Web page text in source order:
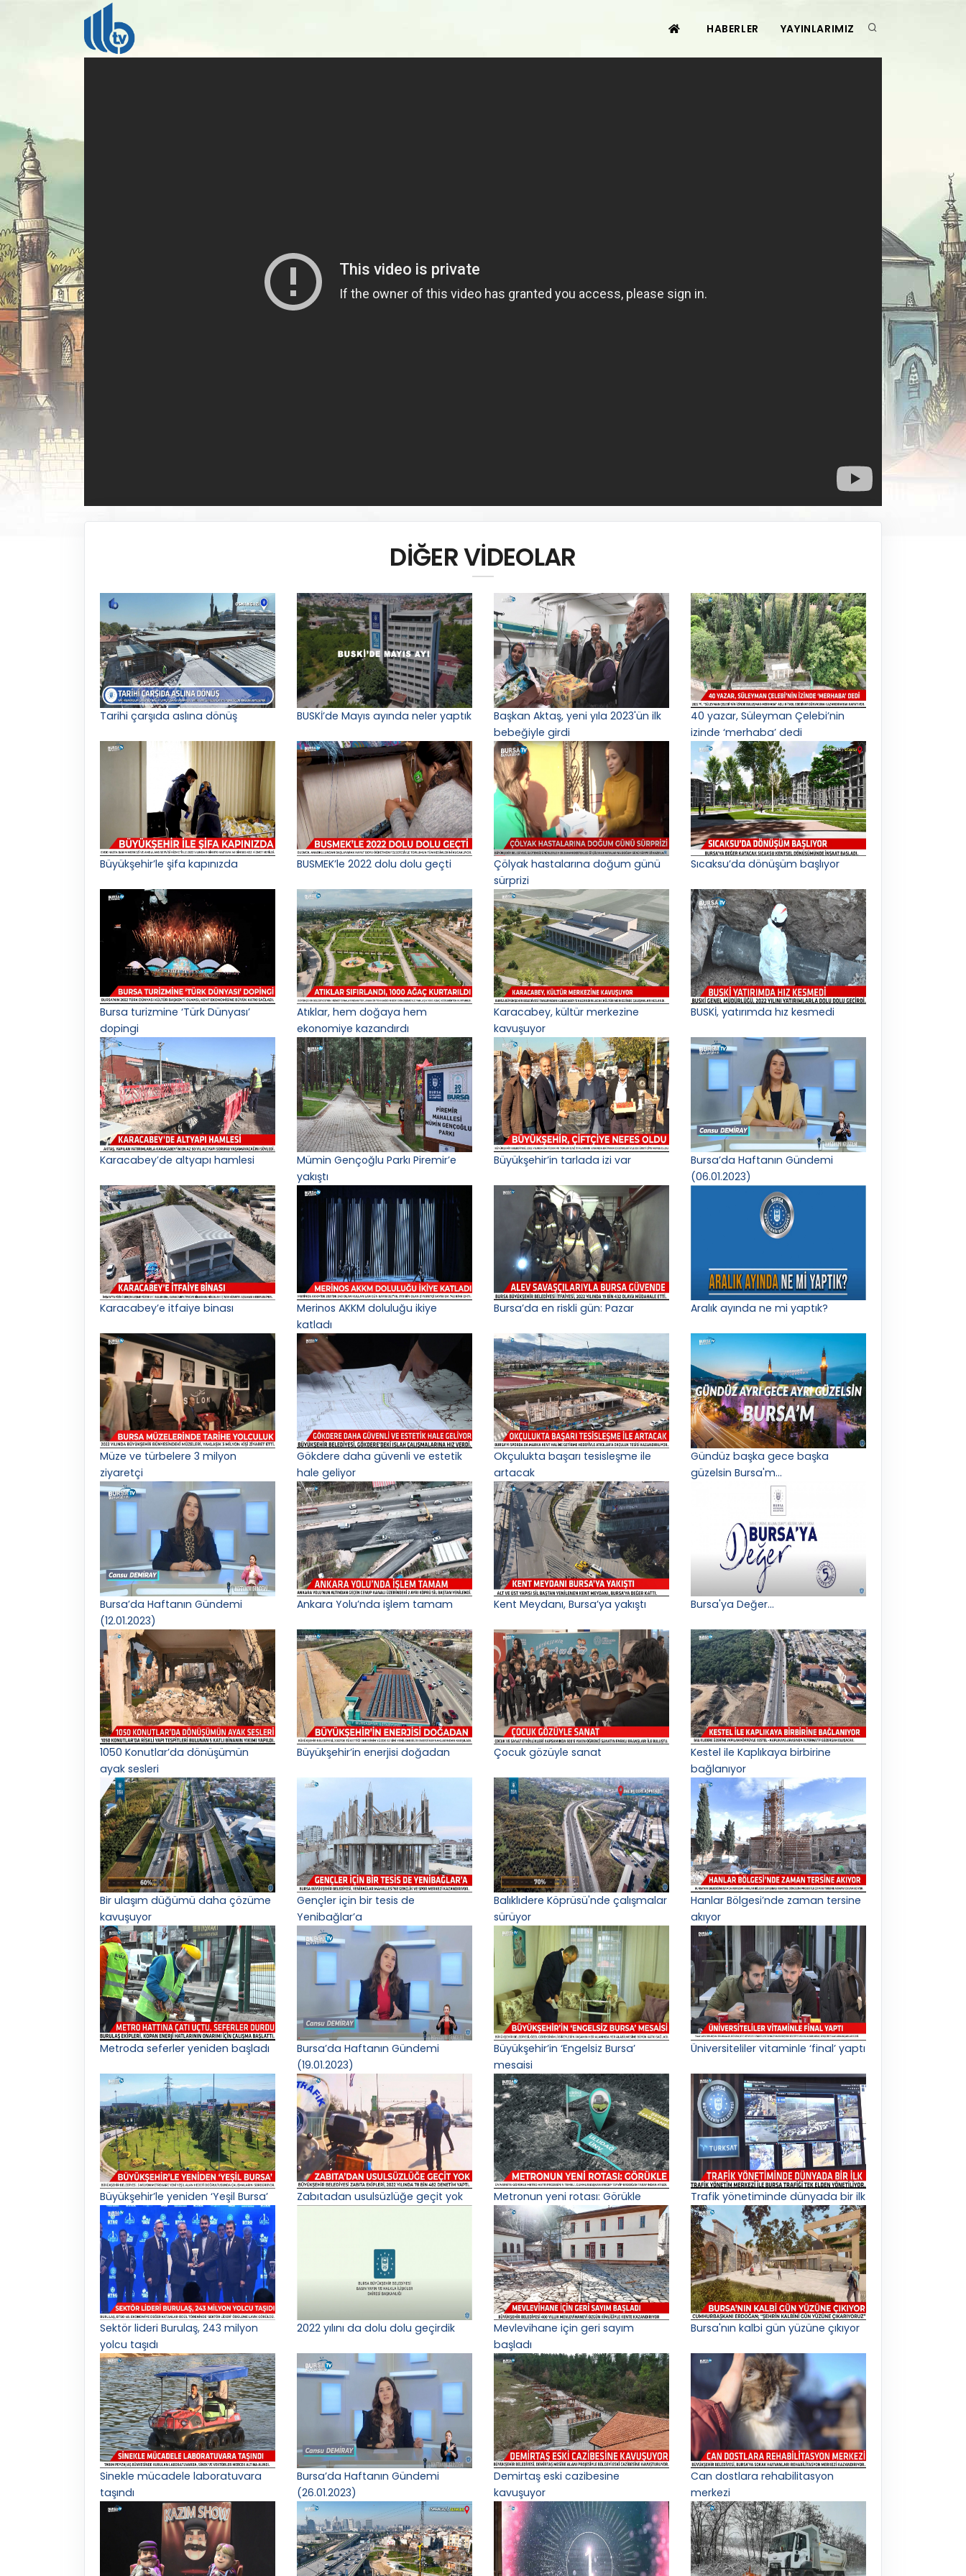
HABERLER YAYINLARIMIZ
DİĞER VİDEOLAR
Tarihi çarşıda aslına dönüş BUSKİ’de Mayıs ayında neler yaptık
Başkan Aktaş, yeni yıla 2023'ün ilk
bebeğiyle girdi
40 yazar, Süleyman Çelebi’nin
izinde ‘merhaba’ dedi
Büyükşehir’le şifa kapınızda BUSMEK’le 2022 dolu dolu geçti
Çölyak hastalarına doğum günü
sürprizi
Sıcaksu’da dönüşüm başlıyor
Bursa turizmine ‘Türk Dünyası’
dopingi
Atıklar, hem doğaya hem
ekonomiye kazandırdı
Karacabey, kültür merkezine
kavuşuyor
BUSKİ, yatırımda hız kesmedi
Karacabey’de altyapı hamlesi
Mümin Gençoğlu Parkı Piremir’e
yakıştı
Büyükşehir’in tarlada izi var
Bursa’da Haftanın Gündemi
(06.01.2023)
Karacabey’e itfaiye binası
Merinos AKKM doluluğu ikiye
katladı
Bursa’da en riskli gün: Pazar Aralık ayında ne mi yaptık?
Müze ve türbelere 3 milyon
ziyaretçi
Gökdere daha güvenli ve estetik
hale geliyor
Okçulukta başarı tesisleşme ile
artacak
Gündüz başka gece başka
güzelsin Bursa'm...
Bursa’da Haftanın Gündemi
(12.01.2023)
Ankara Yolu’nda işlem tamam Kent Meydanı, Bursa’ya yakıştı Bursa'ya Değer...
1050 Konutlar’da dönüşümün
ayak sesleri
Büyükşehir’in enerjisi doğadan Çocuk gözüyle sanat
Kestel ile Kaplıkaya birbirine
bağlanıyor
Bir ulaşım düğümü daha çözüme
kavuşuyor
Gençler için bir tesis de
Yenibağlar’a
Balıklıdere Köprüsü'nde çalışmalar
sürüyor
Hanlar Bölgesi’nde zaman tersine
akıyor
Metroda seferler yeniden başladı
Bursa’da Haftanın Gündemi
(19.01.2023)
Büyükşehir’in ‘Engelsiz Bursa’
mesaisi
Üniversiteliler vitaminle ‘final’ yaptı
Büyükşehir’le yeniden ‘Yeşil Bursa’ Zabıtadan usulsüzlüğe geçit yok Metronun yeni rotası: Görükle Trafik yönetiminde dünyada bir ilk
Sektör lideri Burulaş, 243 milyon
yolcu taşıdı
2022 yılını da dolu dolu geçirdik
Mevlevihane için geri sayım
başladı
Bursa'nın kalbi gün yüzüne çıkıyor
Sinekle mücadele laboratuvara
taşındı
Bursa’da Haftanın Gündemi
(26.01.2023)
Demirtaş eski cazibesine
kavuşuyor
Can dostlara rehabilitasyon
merkezi